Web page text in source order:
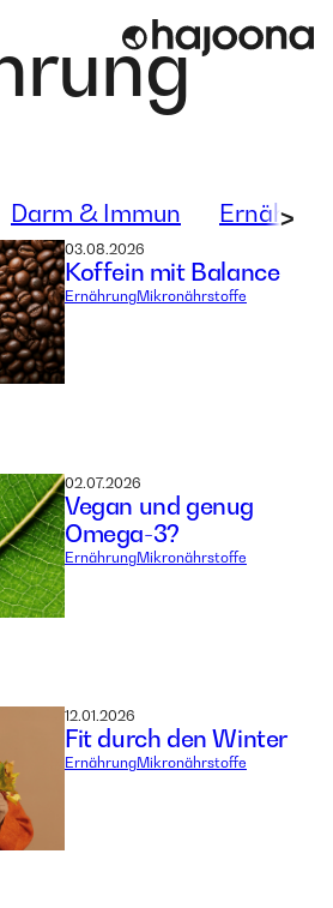
>
Darm & Immun
03.08.2026
Koffein mit Balance
ErnährungMikronährstoffe
02.07.2026
Vegan und genug
Omega-3?
ErnährungMikronährstoffe
12.01.2026
Fit durch den Winter
ErnährungMikronährstoffe